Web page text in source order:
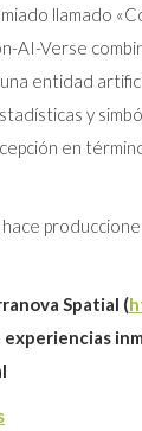
llamado
AI-Verse
entidad
y
en
Spatial (